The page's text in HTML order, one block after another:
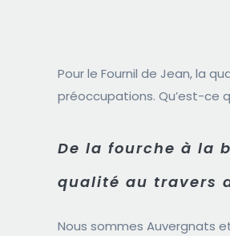
Pour le Fournil de Jean, la
préoccupations. Qu’est-ce
De la fourche à la
qualité au travers
Nous sommes Auvergnats